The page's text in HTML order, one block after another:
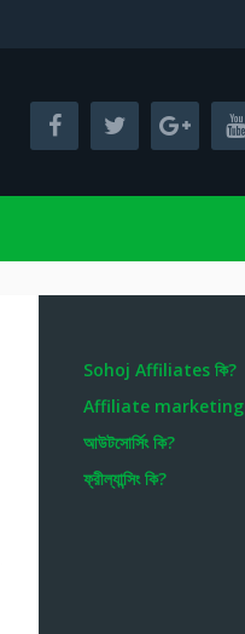
Sohoj Affiliates কি?
Affiliate marketing
আউটসোর্সিং কি?
ফ্রীল্যান্সিং কি?